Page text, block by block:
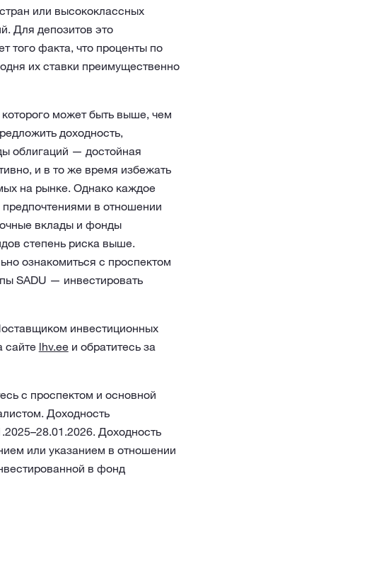
или высококлассных
Для депозитов это
того факта, что проценты по
их ставки преимущественно
может быть выше, чем
доходность,
облигаций — достойная
и в то же время избежать
на рынке. Однако каждое
в отношении
вклады и фонды
степень риска выше.
ознакомиться с проспектом
SADU — инвестировать
инвестиционных
сайте lhv.eeи обратитесь за
с проспектом и основной
Доходность
Доходность
или указанием в отношении
в фонд